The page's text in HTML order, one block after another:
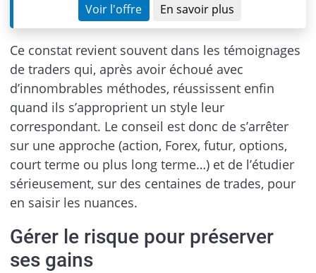
Voir l'offre En savoir plus
Ce constat revient souvent dans les témoignages
de traders qui, après avoir échoué avec
d’innombrables méthodes, réussissent enfin
quand ils s’approprient un style leur
correspondant. Le conseil est donc de s’arrêter
sur une approche (action, Forex, futur, options,
court terme ou plus long terme…) et de l’étudier
sérieusement, sur des centaines de trades, pour
en saisir les nuances.
Gérer le risque pour préserver
ses gains